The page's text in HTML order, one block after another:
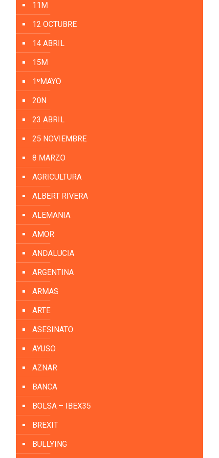
11M
12 OCTUBRE
14 ABRIL
15M
1ºMAYO
20N
23 ABRIL
25 NOVIEMBRE
8 MARZO
AGRICULTURA
ALBERT RIVERA
ALEMANIA
AMOR
ANDALUCIA
ARGENTINA
ARMAS
ARTE
ASESINATO
AYUSO
AZNAR
BANCA
BOLSA – IBEX35
BREXIT
BULLYING